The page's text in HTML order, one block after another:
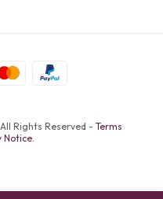
Rights Reserved - Terms
Notice.